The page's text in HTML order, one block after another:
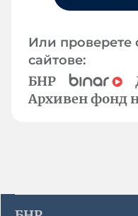
Или
сайтове:
БНР
Архивен фонд